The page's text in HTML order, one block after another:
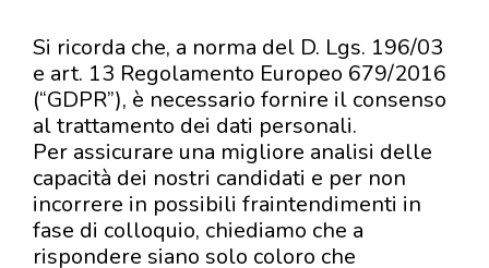
Si ricorda che, a norma del D. Lgs. 196/03
e art. 13 Regolamento Europeo 679/2016
(“GDPR”), è necessario fornire il consenso
al trattamento dei dati personali.
Per assicurare una migliore analisi delle
capacità dei nostri candidati e per non
incorrere in possibili fraintendimenti in
fase di colloquio, chiediamo che a
rispondere siano solo coloro che